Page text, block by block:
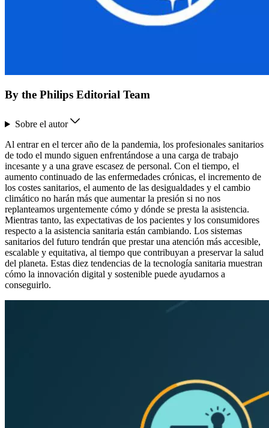
By the Philips Editorial Team
Sobre el autor
Al entrar en el tercer año de la pandemia, los profesionales sanitarios
de todo el mundo siguen enfrentándose a una carga de trabajo
incesante y a una grave escasez de personal. Con el tiempo, el
aumento continuado de las enfermedades crónicas, el incremento de
los costes sanitarios, el aumento de las desigualdades y el cambio
climático no harán más que aumentar la presión si no nos
replanteamos urgentemente cómo y dónde se presta la asistencia.
Mientras tanto, las expectativas de los pacientes y los consumidores
respecto a la asistencia sanitaria están cambiando. Los sistemas
sanitarios del futuro tendrán que prestar una atención más accesible,
escalable y equitativa, al tiempo que contribuyan a preservar la salud
del planeta. Estas diez tendencias de la tecnología sanitaria muestran
cómo la innovación digital y sostenible puede ayudarnos a
conseguirlo.